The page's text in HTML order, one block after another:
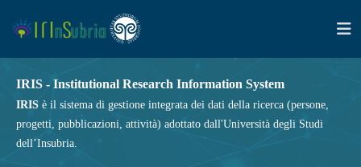
IRIS - Institutional Research Information System
IRIS è il sistema di gestione integrata dei dati della ricerca (persone,
progetti, pubblicazioni, attività) adottato dall'Università degli Studi
dell’Insubria.